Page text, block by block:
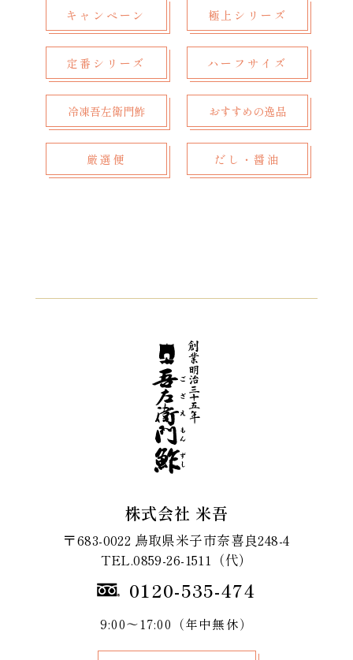
キャンペーン 極上シリーズ
定番シリーズ ハーフサイズ
冷凍吾左衛門鮓 おすすめの逸品
厳選便 だし・醤油
株式会社 米吾
〒683-0022 鳥取県米子市奈喜良248-4
TEL.0859-26-1511（代）
0120-535-474
9:00～17:00（年中無休）